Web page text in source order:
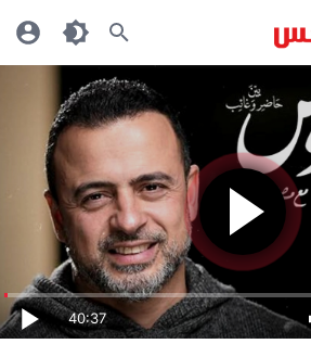
40:37